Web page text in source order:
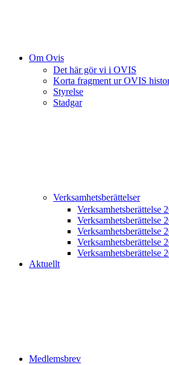
Om Ovis
Det här gör vi i OVIS
Korta fragment ur OVIS
Styrelse
Stadgar
Verksamhetsberättelser
Verksamhetsberättelse
Verksamhetsberättelse
Verksamhetsberättelse
Verksamhetsberättelse
Verksamhetsberättelse
Aktuellt
Medlemsbrev